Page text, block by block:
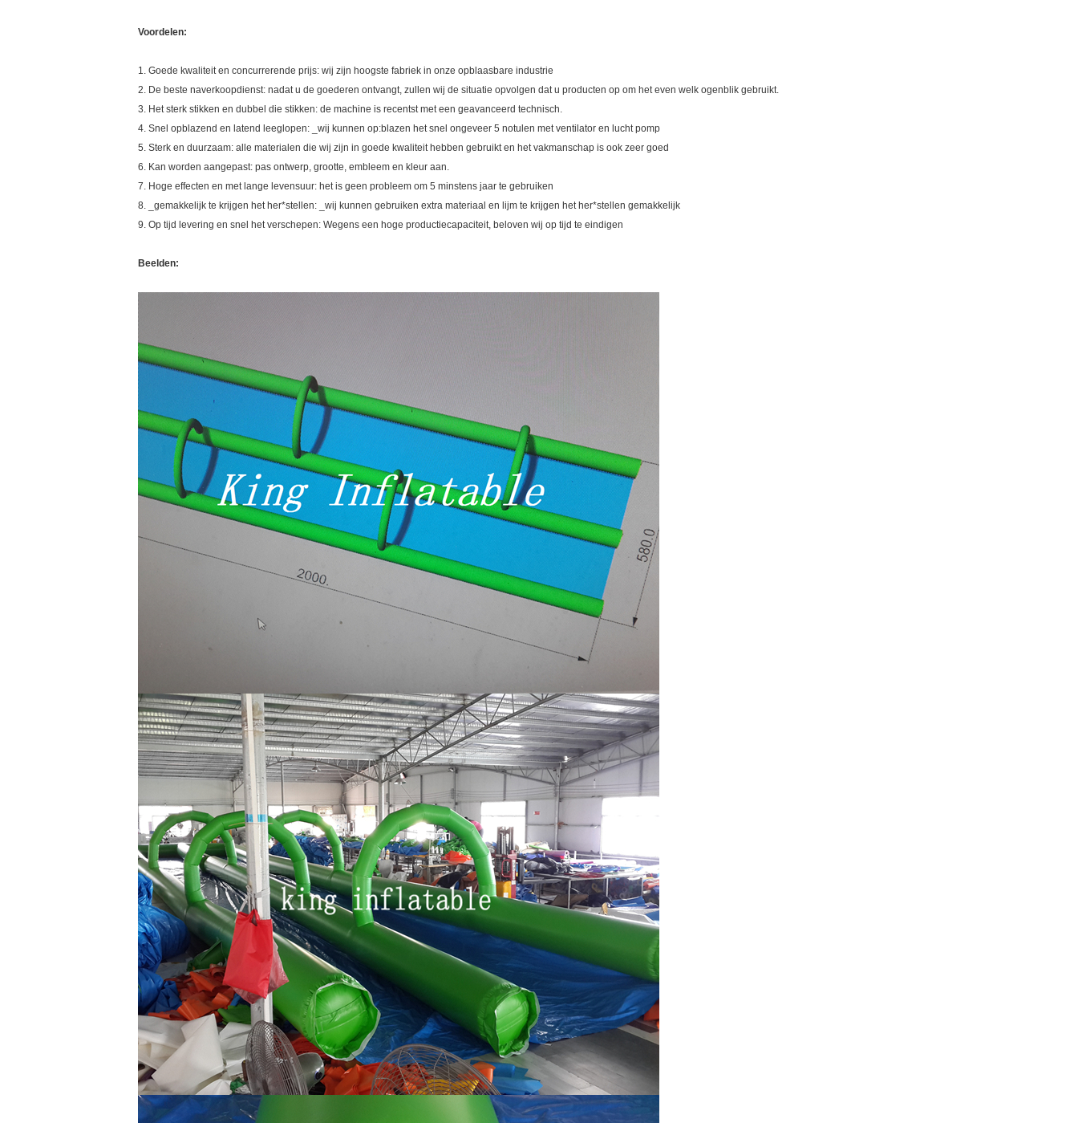
Voordelen:
1. Goede kwaliteit en concurrerende prijs: wij zijn hoogste fabriek in onze opblaasbare industrie
2. De beste naverkoopdienst: nadat u de goederen ontvangt, zullen wij de situatie opvolgen dat u producten op om het even welk ogenblik gebruikt.
3. Het sterk stikken en dubbel die stikken: de machine is recentst met een geavanceerd technisch.
4. Snel opblazend en latend leeglopen: _wij kunnen op:blazen het snel ongeveer 5 notulen met ventilator en lucht pomp
5. Sterk en duurzaam: alle materialen die wij zijn in goede kwaliteit hebben gebruikt en het vakmanschap is ook zeer goed
6. Kan worden aangepast: pas ontwerp, grootte, embleem en kleur aan.
7. Hoge effecten en met lange levensuur: het is geen probleem om 5 minstens jaar te gebruiken
8. _gemakkelijk te krijgen het her*stellen: _wij kunnen gebruiken extra materiaal en lijm te krijgen het her*stellen gemakkelijk
9. Op tijd levering en snel het verschepen: Wegens een hoge productiecapaciteit, beloven wij op tijd te eindigen
Beelden: